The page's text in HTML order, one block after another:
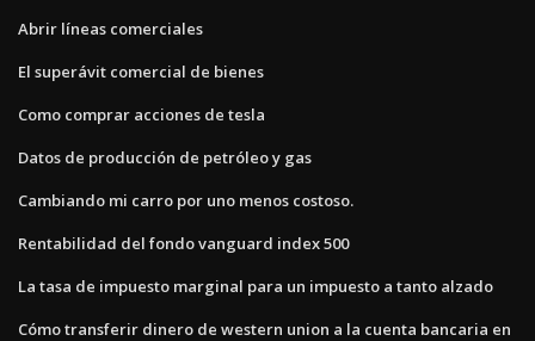
Abrir líneas comerciales
El superávit comercial de bienes
Como comprar acciones de tesla
Datos de producción de petróleo y gas
Cambiando mi carro por uno menos costoso.
Rentabilidad del fondo vanguard index 500
La tasa de impuesto marginal para un impuesto a tanto alzado
Cómo transferir dinero de western union a la cuenta bancaria en